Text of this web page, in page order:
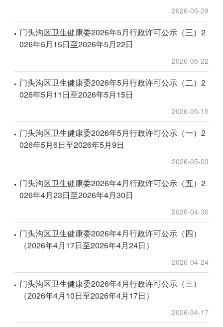
2026-05-29
门头沟区卫生健康委2026年5月行政许可公示（三）2
026年5月15日至2026年5月22日
2026-05-22
门头沟区卫生健康委2026年5月行政许可公示（二）2
026年5月11日至2026年5月15日
2026-05-15
门头沟区卫生健康委2026年5月行政许可公示（一）2
026年5月6日至2026年5月9日
2026-05-09
门头沟区卫生健康委2026年4月行政许可公示（五）2
026年4月23日至2026年4月30日
2026-04-30
门头沟区卫生健康委2026年4月行政许可公示（四）
（2026年4月17日至2026年4月24日）
2026-04-24
门头沟区卫生健康委2026年4月行政许可公示（三）
（2026年4月10日至2026年4月17日）
2026-04-17